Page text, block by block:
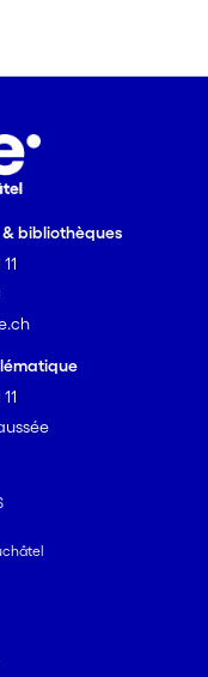
bibliothèques